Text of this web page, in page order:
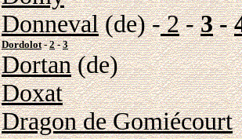
Donneval(de) -2-3-
Dordolot-2-3
Dortan(de)
Doxat
Dragon de Gomiécourt